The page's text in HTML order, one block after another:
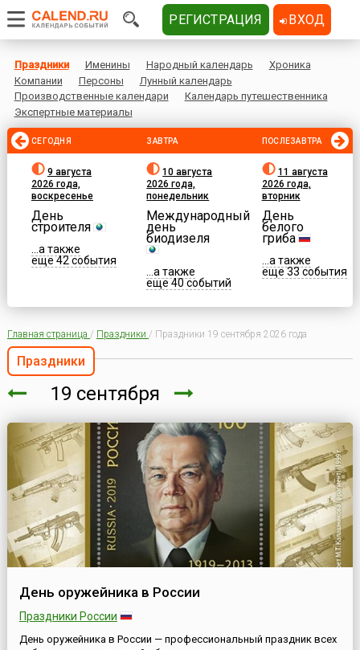
Праздники Именины Народный календарь
Хроника
Компании
Персоны
Лунный календарь
Производственные календари
Календарь путешественника
Экспертные материалы
СЕГОДНЯ
9 августа
2026 года,
воскресенье
День
строителя
...а также
еще 42 события
ЗАВТРА
10 августа
2026 года,
понедельник
Международный
день
биодизеля
...а также
еще 40 событий
ПОСЛЕЗАВТРА
11 августа
2026 года,
вторник
День
белого
гриба
...а также
еще 33 события
Главная страница / Праздники / Праздники 19 сентября 2026 года
Праздники
19 сентября
День оружейника в России
Праздники России
День оружейника в России — профессиональный праздник всех
РЕГИСТРАЦИЯ ВХОД